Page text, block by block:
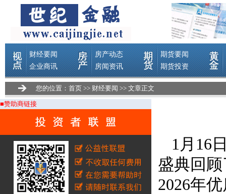
您的位置： 首页 >> 财经要闻 >> 文章正文
■赞助商链接
1月16
盛典回
2026年